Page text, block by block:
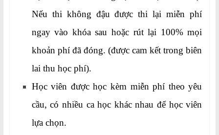
Nếu thi không đậu được thi lại miễn phí
ngay vào khóa sau hoặc rút lại 100% mọi
khoản phí đã đóng. (được cam kết trong biên
lai thu học phí).
Học viên được học kèm miễn phí theo yêu
cầu, có nhiều ca học khác nhau để học viên
lựa chọn.